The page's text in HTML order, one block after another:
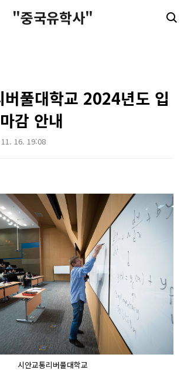
"중국유학사"
버풀대학교 2024년도 입
감 안내
16. 19:08
시안교통리버풀대학교